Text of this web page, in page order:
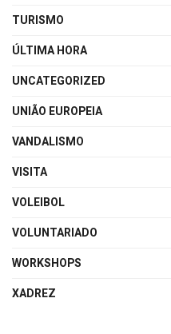
TURISMO
ÚLTIMA HORA
UNCATEGORIZED
UNIÃO EUROPEIA
VANDALISMO
VISITA
VOLEIBOL
VOLUNTARIADO
WORKSHOPS
XADREZ